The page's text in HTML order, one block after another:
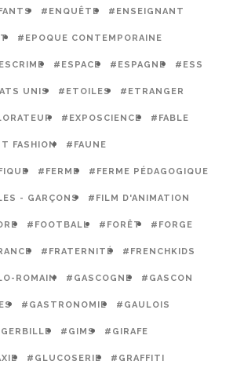
#ENQUÊTE #ENSEIGNANT
#EPOQUE CONTEMPORAINE
#ESPACE #ESPAGNE #ESS
UNIS #ETOILES #ETRANGER
#EXPOSCIENCE #FABLE
FASHION #FAUNE
#FERME #FERME PÉDAGOGIQUE
- GARÇONS #FILM D'ANIMATION
#FOOTBALL #FORÊT #FORGE
#FRATERNITÉ #FRENCHKIDS
ROMAIN #GASCOGNE #GASCON
#GASTRONOMIE #GAULOIS
#GIMS #GIRAFE
#GLUCOSERIE #GRAFFITI